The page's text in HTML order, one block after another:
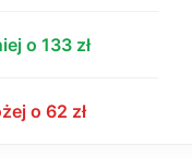
o 133 zł
o 62 zł